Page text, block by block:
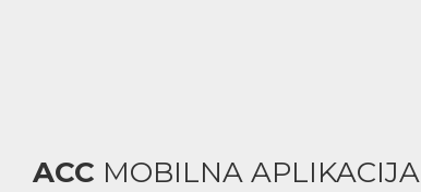
ACC MOBILNA APLIKACIJA